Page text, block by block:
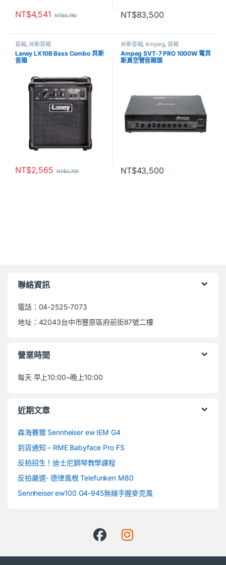
NT$4,541 NT$4,780 NT$83,500
音箱, 貝斯音箱
Laney LX10B Bass Combo 貝斯
音箱
NT$2,565 NT$2,700
貝斯音箱,Ampeg,音箱
Ampeg SVT-7 PRO 1000W 電貝
斯真空管音箱頭
NT$43,500
聯絡資訊
電話：04-2525-7073
地址：42043台中市豐原區府前街87號二樓
營業時間
每天 早上10:00~晚上10:00
近期文章
森海賽爾 Sennheiser ew IEM G4
到貨通知 – RME Babyface Pro FS
反拍招生！迪士尼鋼琴教學課程
反拍嚴選- 德律風根 Telefunken M80
Sennheiser ew100 G4-945無線手握麥克風